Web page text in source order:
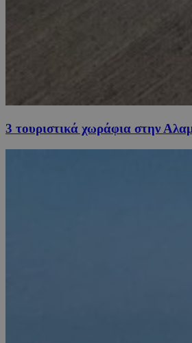
3 τουριστικά χωράφια στην